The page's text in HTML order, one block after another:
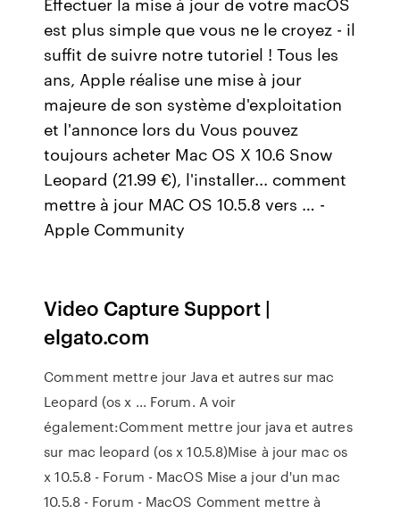
est plus simple que vous ne le croyez - il
suffit de suivre notre tutoriel ! Tous les
ans, Apple réalise une mise à jour
majeure de son système d'exploitation
et l'annonce lors du Vous pouvez
toujours acheter Mac OS X 10.6 Snow
Leopard (21.99 €), l'installer... comment
mettre à jour MAC OS 10.5.8 vers … -
Apple Community
Video Capture Support |
elgato.com
Comment mettre jour Java et autres sur mac
Leopard (os x ... Forum. A voir
également:Comment mettre jour java et autres
sur mac leopard (os x 10.5.8)Mise à jour mac os
x 10.5.8 - Forum - MacOS Mise a jour d'un mac
10.5.8 - Forum - MacOS Comment mettre à